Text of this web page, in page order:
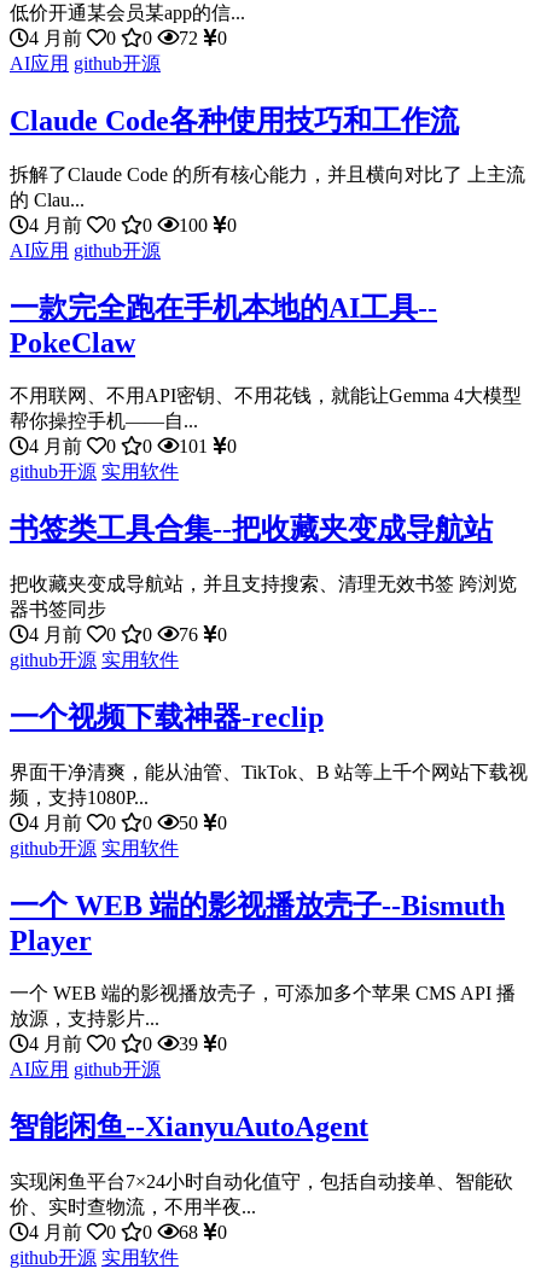
低价开通某会员某app的信...
4 月前
0 0 72
0
AI应用 github开源
Claude Code各种使用技巧和工作流
拆解了Claude Code 的所有核心能力，并且横向对比了 上主流
的 Clau...
4 月前
0 0 100
0
AI应用 github开源
一款完全跑在手机本地的AI工具--
PokeClaw
不用联网、不用API密钥、不用花钱，就能让Gemma 4大模型
帮你操控手机——自...
4 月前
0 0 101
0
github开源 实用软件
书签类工具合集--把收藏夹变成导航站
把收藏夹变成导航站，并且支持搜索、清理无效书签 跨浏览
器书签同步
4 月前
0 0 76
0
github开源 实用软件
一个视频下载神器-reclip
界面干净清爽，能从油管、TikTok、B 站等上千个网站下载视
频，支持1080P...
4 月前
0 0 50
0
github开源 实用软件
一个 WEB 端的影视播放壳子--Bismuth
Player
一个 WEB 端的影视播放壳子，可添加多个苹果 CMS API 播
放源，支持影片...
4 月前
0 0 39
0
AI应用 github开源
智能闲鱼--XianyuAutoAgent
实现闲鱼平台7×24小时自动化值守，包括自动接单、智能砍
价、实时查物流，不用半夜...
4 月前
0 0 68
0
github开源 实用软件